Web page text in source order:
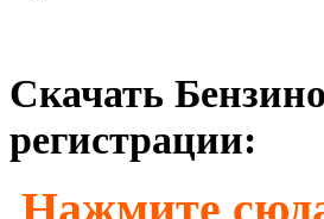
Скачать
регистрации: